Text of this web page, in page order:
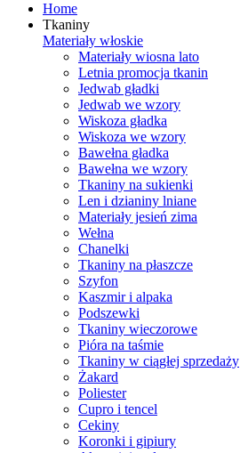
Home
Tkaniny
Materiały włoskie
Materiały wiosna lato
Letnia promocja tkanin
Jedwab gładki
Jedwab we wzory
Wiskoza gładka
Wiskoza we wzory
Bawełna gładka
Bawełna we wzory
Tkaniny na sukienki
Len i dzianiny lniane
Materiały jesień zima
Wełna
Chanelki
Tkaniny na płaszcze
Szyfon
Kaszmir i alpaka
Podszewki
Tkaniny wieczorowe
Pióra na taśmie
Tkaniny w ciągłej sprzedaży
Żakard
Poliester
Cupro i tencel
Cekiny
Koronki i gipiury